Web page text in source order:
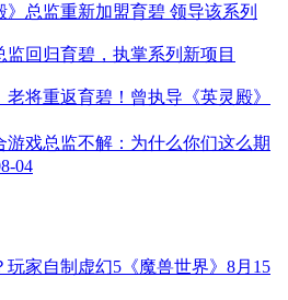
》总监重新加盟育碧 领导该系列
监回归育碧，执掌系列新项目
将重返育碧！曾执导《英灵殿》
游戏总监不解：为什么你们这么期
04
玩家自制虚幻5《魔兽世界》8月15